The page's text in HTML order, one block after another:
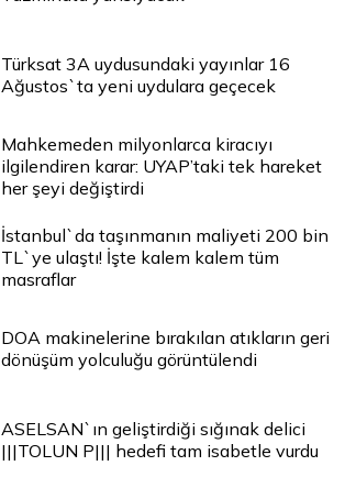
Türksat 3A uydusundaki yayınlar 16
Ağustos`ta yeni uydulara geçecek
Mahkemeden milyonlarca kiracıyı
ilgilendiren karar: UYAP’taki tek hareket
her şeyi değiştirdi
İstanbul`da taşınmanın maliyeti 200 bin
TL`ye ulaştı! İşte kalem kalem tüm
masraflar
DOA makinelerine bırakılan atıkların geri
dönüşüm yolculuğu görüntülendi
ASELSAN`ın geliştirdiği sığınak delici
|||TOLUN P||| hedefi tam isabetle vurdu